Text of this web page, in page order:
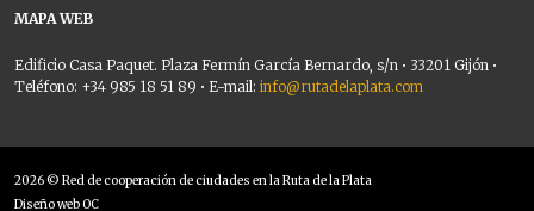
MAPA WEB
Edificio Casa Paquet. Plaza Fermín García Bernardo, s/n • 33201 Gijón •
Teléfono: +34 985 18 51 89 • E-mail: info@rutadelaplata.com
2026 © Red de cooperación de ciudades en la Ruta de la Plata
Diseño web OC